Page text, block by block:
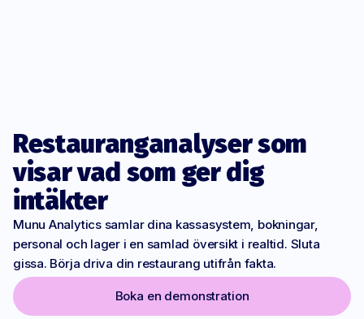
Restauranganalyser som
visar vad som ger dig
intäkter
Munu Analytics samlar dina kassasystem, bokningar,
personal och lager i en samlad översikt i realtid. Sluta
gissa. Börja driva din restaurang utifrån fakta.
Boka en demonstration